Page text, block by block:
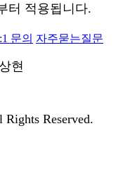
터 적용됩니다.
문의 자주묻는질문
현
Reserved.